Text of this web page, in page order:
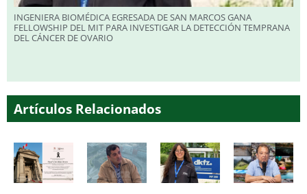
INGENIERA BIOMÉDICA EGRESADA DE SAN MARCOS GANA
FELLOWSHIP DEL MIT PARA INVESTIGAR LA DETECCIÓN TEMPRANA
DEL CÁNCER DE OVARIO
Artículos Relacionados